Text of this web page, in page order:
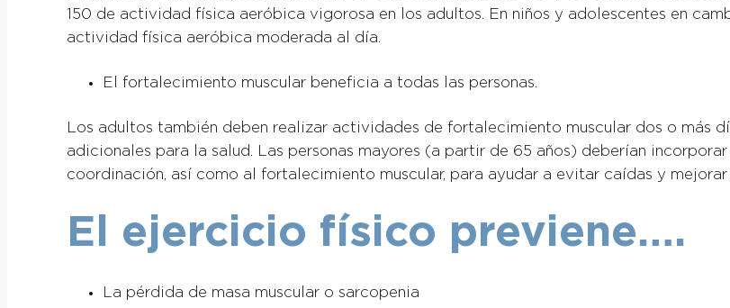
150 de actividad física aeróbica vigorosa en los adultos. En niños y adolescentes en
actividad física aeróbica moderada al día.
El fortalecimiento muscular beneficia a todas las personas.
Los adultos también deben realizar actividades de fortalecimiento muscular dos o más
adicionales para la salud. Las personas mayores (a partir de 65 años) deberían
coordinación, así como al fortalecimiento muscular, para ayudar a evitar caídas y mejorar
El ejercicio físico previene….
La pérdida de masa muscular o sarcopenia